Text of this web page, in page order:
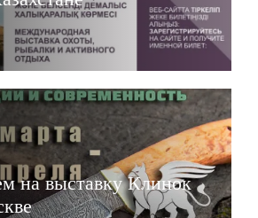
на выставку Клинок